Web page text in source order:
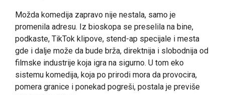
Možda komedija zapravo nije nestala, samo je
promenila adresu. Iz bioskopa se preselila na bine,
podkaste, TikTok klipove, stend-ap specijale i mesta
gde i dalje može da bude brža, direktnija i slobodnija od
filmske industrije koja igra na sigurno. U tom eko
sistemu komedija, koja po prirodi mora da provocira,
pomera granice i ponekad pogreši, postala je previše